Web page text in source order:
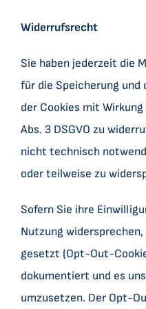
Widerrufsrecht
Sie haben jederzeit die
für die Speicherung und
der Cookies mit
Abs. 3 DSGVO zu
nicht technisch
oder teilweise zu
Sofern Sie ihre
Nutzung
gesetzt (Opt-Out-
dokumentiert und es
umzusetzen. Der Opt-